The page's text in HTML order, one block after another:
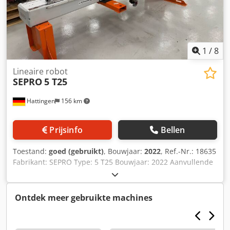
1 /8
Hattingen 156 km
Lineaire robot
SEPRO5 T25
Prijsinfo Bellen
Toestand: goed (gebruikt), Bouwjaar: 2022, Ref.-Nr.: 18635
Fabrikant: SEPRO Type: 5 T25 Bouwjaar: 2022 Aanvullende
informatie: De SEPRO S5-25 med is een krachtige 3-assige
servo-lineaire robot voor geautomatiseerde uitname- en
handlingtoepassingen op spuitgietmachines. De robot
bevindt zich in een zeer goede technische en optische
staat en is afkomstig uit een schone productieomgeving.
De 'med'-uitvoering is bijzonder geschikt voor medische
Ontdek meer gebruikte machines